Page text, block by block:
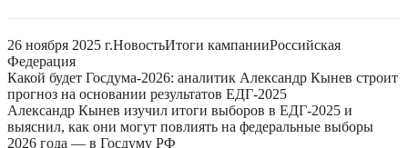
26 ноября 2025 г.НовостьИтоги кампанииРоссийская
Федерация
Какой будет Госдума-2026: аналитик Александр Кынев строит
прогноз на основании результатов ЕДГ-2025
Александр Кынев изучил итоги выборов в ЕДГ-2025 и
выяснил, как они могут повлиять на федеральные выборы
2026 года — в Госдуму РФ